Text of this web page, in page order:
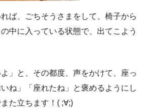
ば、ごちそうさまをして、椅子から
中に入っている状態で、出てこよう
よ」と、その都度、声をかけて、座っ
ね」「座れたね」と褒めるようにし
た立ちます！( ;∀;)